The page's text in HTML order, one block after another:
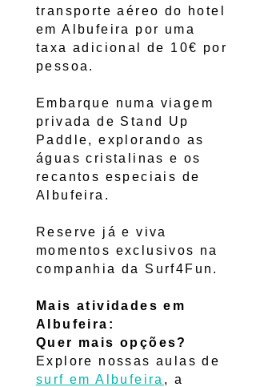
transporte aéreo do hotel
em Albufeira por uma
taxa adicional de 10€ por
pessoa.
Embarque numa viagem
privada de Stand Up
Paddle, explorando as
águas cristalinas e os
recantos especiais de
Albufeira.
Reserve já e viva
momentos exclusivos na
companhia da Surf4Fun.
Mais atividades em
Albufeira:
Quer mais opções?
Explore nossas aulas de
surf em Albufeira , a